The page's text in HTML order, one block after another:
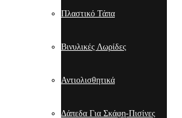
Πλαστικό Τάπα
Βινυλικές Λωρίδες
Αντιολισθητικά
Δάπεδα Για Σκάφη-Πισίνες